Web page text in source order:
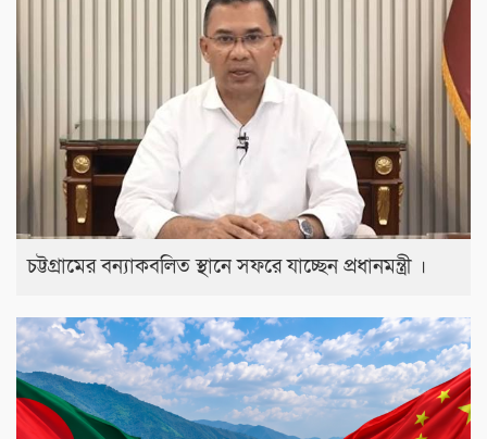
চট্টগ্রামের বন্যাকবলিত স্থানে সফরে যাচ্ছেন প্রধানমন্ত্রী ।